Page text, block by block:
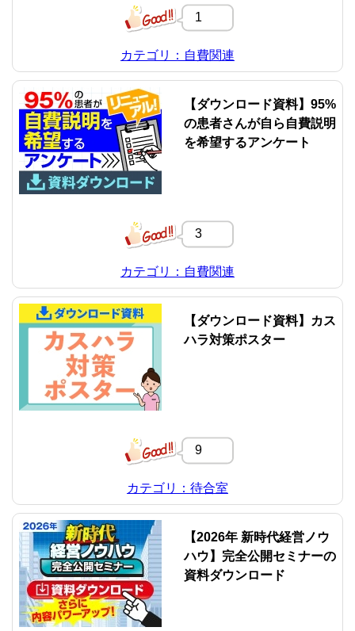
1
カテゴリ：自費関連
【ダウンロード資料】95%
の患者さんが自ら自費説明
を希望するアンケート
3
カテゴリ：自費関連
【ダウンロード資料】カス
ハラ対策ポスター
9
カテゴリ：待合室
【2026年 新時代経営ノウ
ハウ】完全公開セミナーの
資料ダウンロード